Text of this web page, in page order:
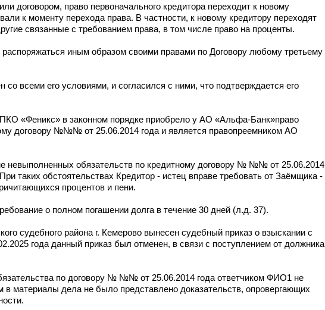
договором, право первоначального кредитора переходит к новому
к моменту перехода права. В частности, к новому кредитору переходят
связанные с требованием права, в том числе право на проценты.
иным образом своими правами по Договору любому третьему
всеми его условиями, и согласился с ними, что подтверждается его
«Феникс» в законном порядке приобрело у АО «Альфа-Банк»право
договору №№№ от 25.06.2014 года и является правопреемником АО
невыполненных обязательств по кредитному договору № №№ от 25.06.2014
таких обстоятельствах Кредитор - истец вправе требовать от Заёмщика -
процентов и пени.
о полном погашении долга в течение 30 дней (л.д. 37).
судебного района г. Кемерово вынесен судебный приказ о взыскании с
года данный приказ был отменен, в связи с поступлением от должника
по договору № №№ от 25.06.2014 года ответчиком ФИО1 не
в материалы дела не было представлено доказательств, опровергающих